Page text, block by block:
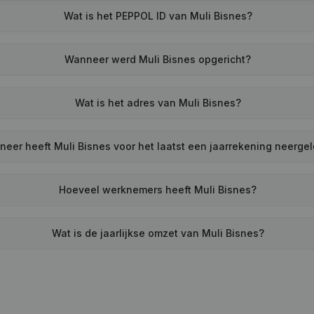
Wat is het PEPPOL ID van Muli Bisnes?
Wanneer werd Muli Bisnes opgericht?
Wat is het adres van Muli Bisnes?
heeft Muli Bisnes voor het laatst een jaarrekening
Hoeveel werknemers heeft Muli Bisnes?
Wat is de jaarlijkse omzet van Muli Bisnes?